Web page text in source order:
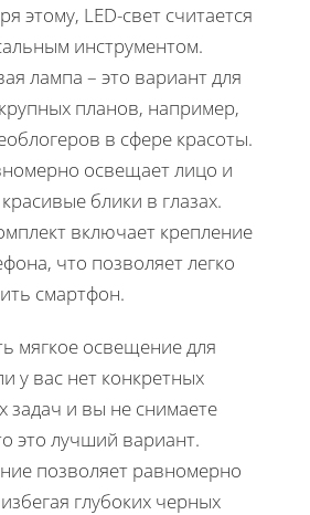
этому, LED-свет считается
инструментом.
лампа – это вариант для
планов, например,
в сфере красоты.
освещает лицо и
блики в глазах.
включает крепление
что позволяет легко
смартфон.
мягкое освещение для
у вас нет конкретных
задач и вы не снимаете
это лучший вариант.
позволяет равномерно
глубоких черных